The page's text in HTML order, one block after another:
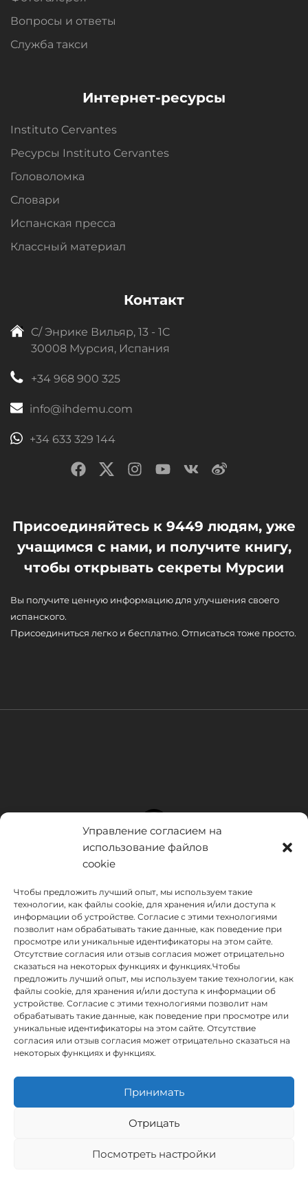
Управление согласием на
использование файлов
cookie
Чтобы предложить лучший опыт, мы используем такие
технологии, как файлы cookie, для хранения и/или доступа к
информации об устройстве. Согласие с этими технологиями
позволит нам обрабатывать такие данные, как поведение при
просмотре или уникальные идентификаторы на этом сайте.
Отсутствие согласия или отзыв согласия может отрицательно
сказаться на некоторых функциях и функциях.Чтобы
предложить лучший опыт, мы используем такие технологии, как
файлы cookie, для хранения и/или доступа к информации об
устройстве. Согласие с этими технологиями позволит нам
обрабатывать такие данные, как поведение при просмотре или
уникальные идентификаторы на этом сайте. Отсутствие
согласия или отзыв согласия может отрицательно сказаться на
некоторых функциях и функциях.
Принимать
Отрицать
Посмотреть настройки
Вопросы и oтветы
Служба такси
Интернет-ресурсы
Instituto Cervantes
Ресурсы Instituto Cervantes
Головоломка
Словари
Испанская пресса
Классный материал
Контакт
C/ Энрике Вильяр, 13 - 1C
30008 Мурсия, Испания
+34 968 900 325
info@ihdemu.com
+34 633 329 144
Присоединяйтесь к 9449 людям, уже
учащимся с нами, и получите книгу,
чтобы открывать секреты Мурсии
Вы получите ценную информацию для улучшения своего
испанского.
Присоединиться легко и бесплатно. Отписаться тоже просто.
INSTITUTO HISPANICO DE MURCIA, SOCIEDAD LIMITADA был
бенефициаром Европейского фонда регионального развития,
целью которого является развитие использования и качества
информационных и коммуникационных технологий и их
доступности, и благодаря которому он внедрил следующие
решения: присутствие в Интернете через его Веб-сайт.
поддержана Программой TIC Cámaras, Камарой Мурсии.
Политика конфиденциальности
Условия бронирования